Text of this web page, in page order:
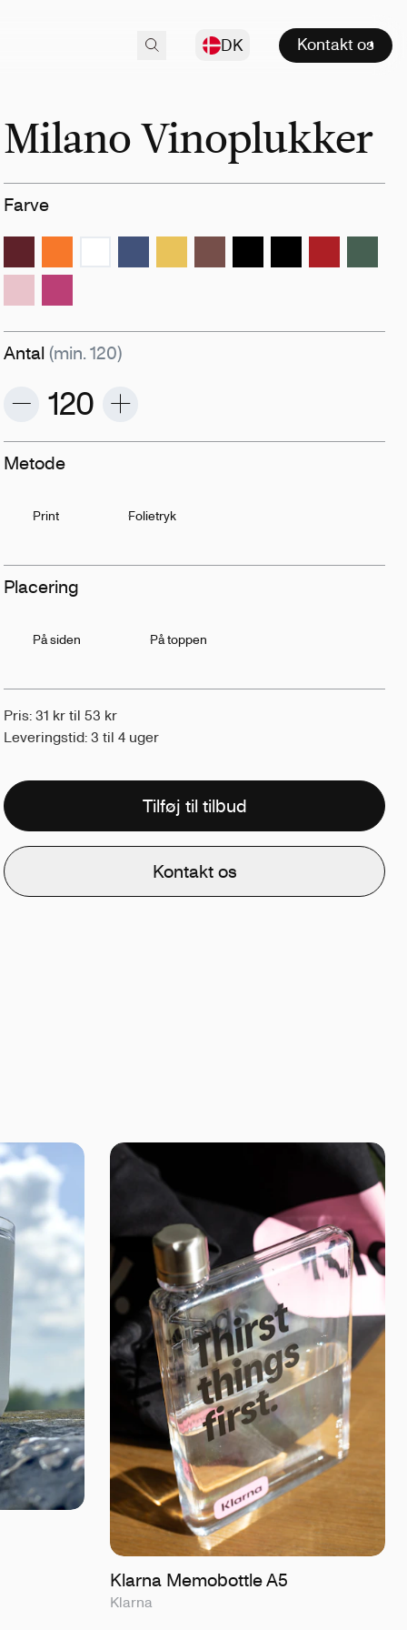
DK Kontakt os
Milano Vinoplukker
Farve
Antal (min. 120)
Metode
Print Folietryk
Placering
På siden På toppen
Pris: 31 kr til 53 kr
Leveringstid: 3 til 4 uger
Tilføj til tilbud
Kontakt os
Klarna Memobottle A5
Klarna